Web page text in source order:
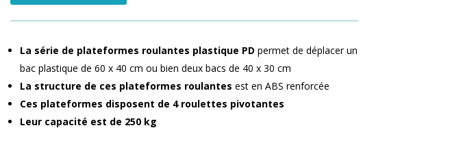
La série de plateformes roulantes plastique PD permet de déplacer un
bac plastique de 60 x 40 cm ou bien deux bacs de 40 x 30 cm
La structure de ces plateformes roulantes est en ABS renforcée
Ces plateformes disposent de 4 roulettes pivotantes
Leur capacité est de 250 kg